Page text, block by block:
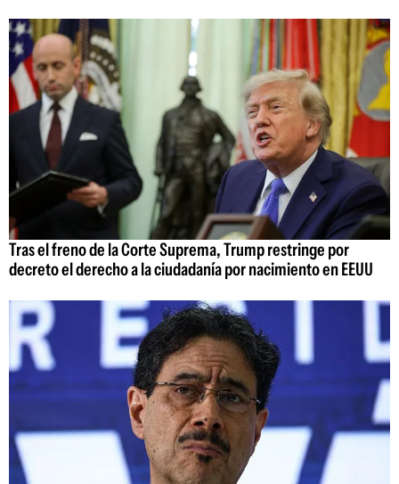
Tras el freno de la Corte Suprema, Trump restringe por
decreto el derecho a la ciudadanía por nacimiento en EEUU